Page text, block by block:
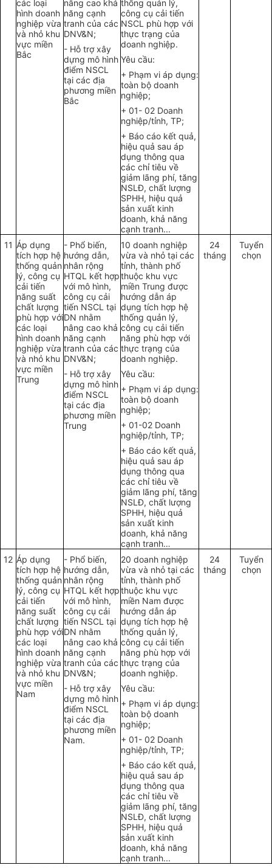
các loại
hình doanh
nghiệp vừa
và nhỏ khu
vực miền
Bắc
nâng cao khả
năng cạnh
tranh của các
DNV&N;
- Hỗ trợ xây
dựng mô hình
điểm NSCL
tại các địa
phương miền
Bắc
thống quản lý,
công cụ cải tiến
NSCL phù hợp với
thực trạng của
doanh nghiệp.
Yêu cầu:
+ Phạm vi áp dụng:
toàn bộ doanh
nghiệp;
+ 01- 02 Doanh
nghiệp/tỉnh, TP;
+ Báo cáo kết quả,
hiệu quả sau áp
dụng thông qua
các chỉ tiêu về
giảm lãng phí, tăng
NSLĐ, chất lượng
SPHH, hiệu quả
sản xuất kinh
doanh, khả năng
cạnh tranh...
11 Áp dụng
tích hợp hệ
thống quản
lý, công cụ
cải tiến
năng suất
chất lượng
phù hợp với
các loại
hình doanh
nghiệp vừa
và nhỏ khu
vực miền
Trung
- Phổ biến,
hướng dẫn,
nhân rộng
HTQL kết hợp
với mô hình,
công cụ cải
tiến NSCL tại
DN nhằm
nâng cao khả
năng cạnh
tranh của các
DNV&N;
- Hỗ trợ xây
dựng mô hình
điểm NSCL
tại các địa
phương miền
Trung
10 doanh nghiệp
vừa và nhỏ tại các
tỉnh, thành phố
thuộc khu vực
miền Trung được
hướng dẫn áp
dụng tích hợp hệ
thống quản lý,
công cụ cải tiến
năng phù hợp với
thực trạng của
doanh nghiệp.
Yêu cầu:
+ Phạm vi áp dụng:
toàn bộ doanh
nghiệp;
+ 01-02 Doanh
nghiệp/tỉnh, TP;
+ Báo cáo kết quả,
hiệu quả sau áp
dụng thông qua
các chỉ tiêu về
giảm lãng phí, tăng
NSLĐ, chất lượng
SPHH, hiệu quả
sản xuất kinh
doanh, khả năng
cạnh tranh…
24
tháng
Tuyển
chọn
12 Áp dụng
tích hợp hệ
thống quản
lý, công cụ
cải tiến
năng suất
chất lượng
phù hợp với
các loại
hình doanh
nghiệp vừa
và nhỏ khu
vực miền
Nam
- Phổ biến,
hướng dẫn,
nhân rộng
HTQL kết hợp
với mô hình,
công cụ cải
tiến NSCL tại
DN nhằm
nâng cao khả
năng cạnh
tranh của các
DNV&N;
- Hỗ trợ xây
dựng mô hình
điểm NSCL
tại các địa
phương miền
Nam.
20 doanh nghiệp
vừa và nhỏ tại các
tỉnh, thành phố
thuộc khu vực
miền Nam được
hướng dẫn áp
dụng tích hợp hệ
thống quản lý,
công cụ cải tiến
năng phù hợp với
thực trạng của
doanh nghiệp.
Yêu cầu:
+ Phạm vi áp dụng:
toàn bộ doanh
nghiệp;
+ 01- 02 Doanh
nghiệp/tỉnh, TP;
+ Báo cáo kết quả,
hiệu quả sau áp
dụng thông qua
các chỉ tiêu về
giảm lãng phí, tăng
NSLĐ, chất lượng
SPHH, hiệu quả
sản xuất kinh
doanh, khả năng
cạnh tranh...
24
tháng
Tuyển
chọn